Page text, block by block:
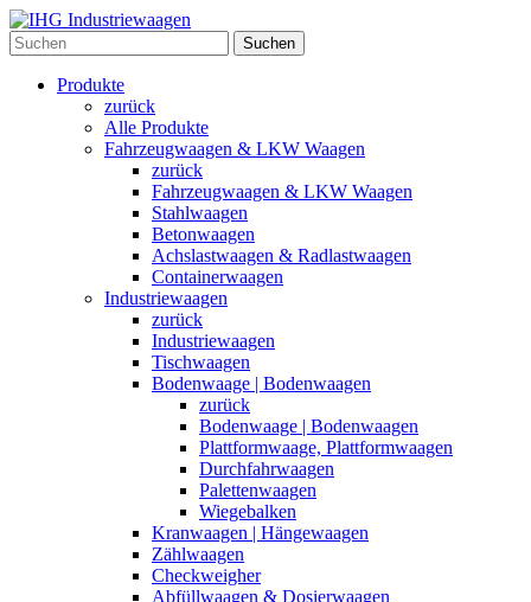
Suchen
Produkte
zurück
Alle Produkte
Fahrzeugwaagen & LKW Waagen
zurück
Fahrzeugwaagen & LKW Waagen
Stahlwaagen
Betonwaagen
Achslastwaagen & Radlastwaagen
Containerwaagen
Industriewaagen
zurück
Industriewaagen
Tischwaagen
Bodenwaage | Bodenwaagen
zurück
Bodenwaage | Bodenwaagen
Plattformwaage, Plattformwaagen
Durchfahrwaagen
Palettenwaagen
Wiegebalken
Kranwaagen | Hängewaagen
Zählwaagen
Checkweigher
Abfüllwaagen & Dosierwaagen